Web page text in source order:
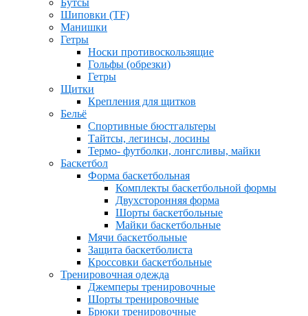
Шиповки (TF)
Манишки
Гетры
Носки противоскользящие
Гольфы (обрезки)
Гетры
Щитки
Крепления для щитков
Бельё
Спортивные бюстгальтеры
Тайтсы, легинсы, лосины
Термо- футболки, лонгсливы, майки
Баскетбол
Форма баскетбольная
Комплекты баскетбольной формы
Двухсторонняя форма
Шорты баскетбольные
Майки баскетбольные
Мячи баскетбольные
Защита баскетболиста
Кроссовки баскетбольные
Тренировочная одежда
Джемперы тренировочные
Шорты тренировочные
Брюки тренировочные